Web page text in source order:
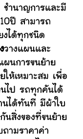
ชำนาญการและมี
ปี สามารถ
ได้ทุกชนิด
วางแผนและ
ผนการขนย้าย
ให้เหมาะสม เพื่อ
นไป รถทุกคันได้
นได้ทันที มีผ้าใบ
สิ่งของที่ขนย้าย
ามราคาค่า